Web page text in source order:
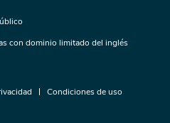
con dominio limitado del inglés
Condiciones de uso